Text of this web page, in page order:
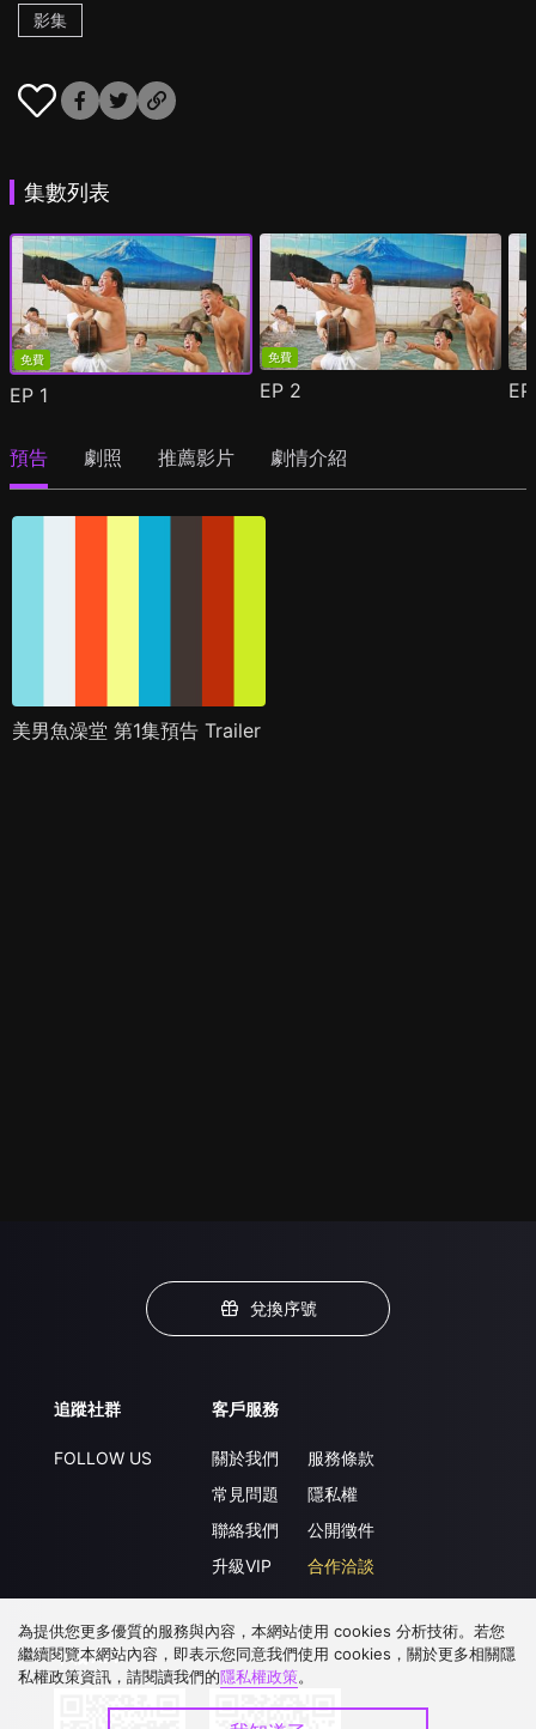
影集
集數列表
免費
EP 1
免費
EP 2
預告 劇照 推薦影片 劇情介紹
美男魚澡堂 第1集預告 Trailer
兌換序號
追蹤社群
FOLLOW US
客戶服務
關於我們
常見問題
聯絡我們
升級VIP
服務條款
隱私權
公開徵件
合作洽談
下載 APP
為提供您更多優質的服務與內容，本網站使用 cookies 分析技術。若您
繼續閱覽本網站內容，即表示您同意我們使用 cookies，關於更多相關隱
私權政策資訊，請閱讀我們的隱私權政策。